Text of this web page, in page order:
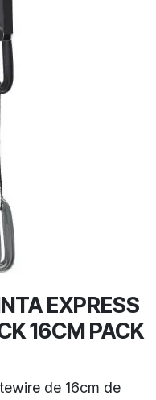
EXPRESS
16CM PACK
de 16cm de